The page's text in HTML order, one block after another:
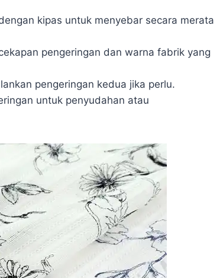
kipas untuk menyebar secara merata
pengeringan dan warna fabrik yang
pengeringan kedua jika perlu.
untuk penyudahan atau